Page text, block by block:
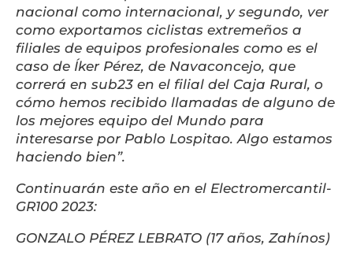
nacional como internacional, y segundo, ver
como exportamos ciclistas extremeños a
filiales de equipos profesionales como es el
caso de Íker Pérez, de Navaconcejo, que
correrá en sub23 en el filial del Caja Rural, o
cómo hemos recibido llamadas de alguno de
los mejores equipo del Mundo para
interesarse por Pablo Lospitao. Algo estamos
haciendo bien”.
Continuarán este año en el Electromercantil-
GR100 2023:
GONZALO PÉREZ LEBRATO (17 años, Zahínos)